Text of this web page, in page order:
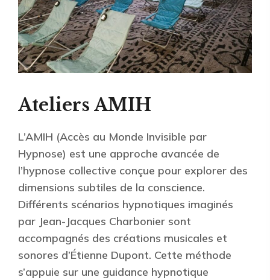
Ateliers AMIH
L’AMIH (Accès au Monde Invisible par
Hypnose) est une approche avancée de
l’hypnose collective conçue pour explorer des
dimensions subtiles de la conscience.
Différents scénarios hypnotiques imaginés
par Jean-Jacques Charbonier sont
accompagnés des créations musicales et
sonores d’Étienne Dupont. Cette méthode
s’appuie sur une guidance hypnotique